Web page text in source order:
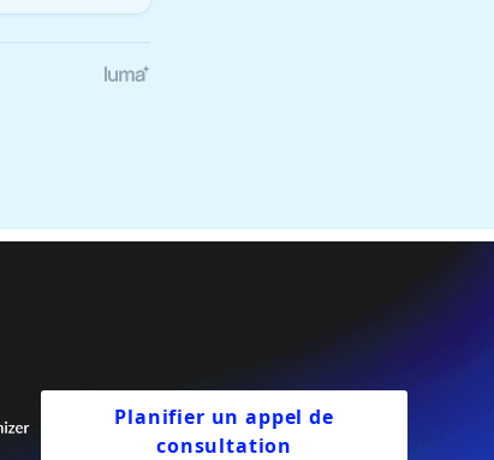
Planifier un appel de
consultation